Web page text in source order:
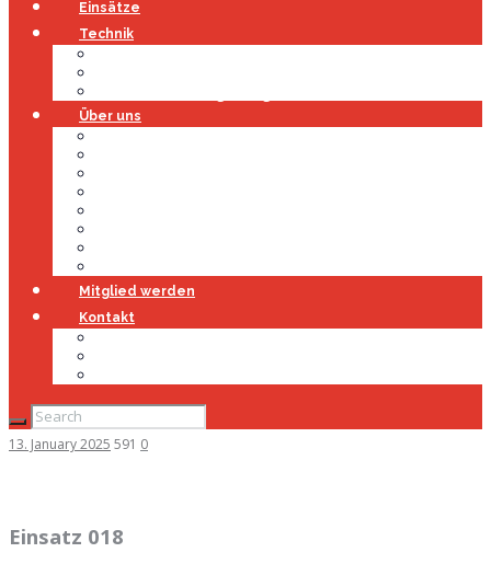
Einsätze
Technik
Über uns
Mitglied werden
Kontakt
13. January 2025 591 0
Einsatz 018